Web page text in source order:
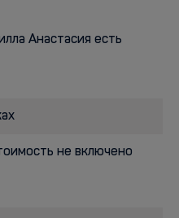
Анастасия есть
не включено